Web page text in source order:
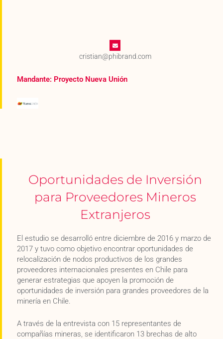
cristian@phibrand.com
Mandante: Proyecto Nueva Unión
Oportunidades de Inversión
para Proveedores Mineros
Extranjeros
El estudio se desarrolló entre diciembre de 2016 y marzo de
2017 y tuvo como objetivo encontrar oportunidades de
relocalización de nodos productivos de los grandes
proveedores internacionales presentes en Chile para
generar estrategias que apoyen la promoción de
oportunidades de inversión para grandes proveedores de la
minería en Chile.
A través de la entrevista con 15 representantes de
compañías mineras, se identificaron 13 brechas de alto